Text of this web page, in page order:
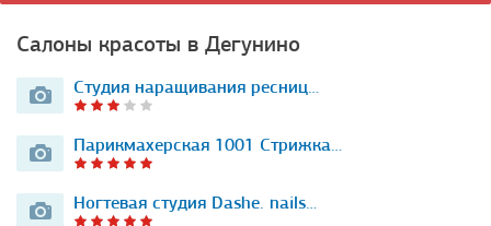
Салоны красоты в Дегунино
Студия наращивания ресниц…
Парикмахерская 1001 Стрижка…
Ногтевая студия Dashe. nails…